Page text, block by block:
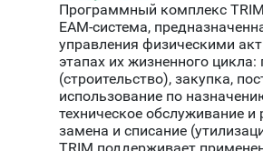
Программный комплекс
EAM-система,
управления физическими
этапах их жизненного цикла:
(строительство), закупка,
использование по
техническое обслуживание
замена и списание